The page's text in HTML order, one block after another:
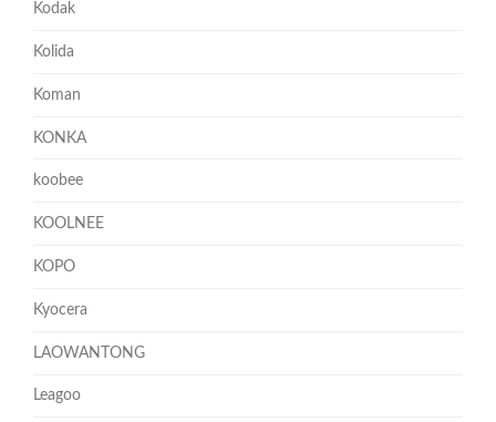
Kodak
Kolida
Koman
KONKA
koobee
KOOLNEE
KOPO
Kyocera
LAOWANTONG
Leagoo